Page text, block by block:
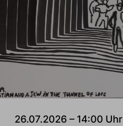
26.07.2026 – 14:00 Uhr